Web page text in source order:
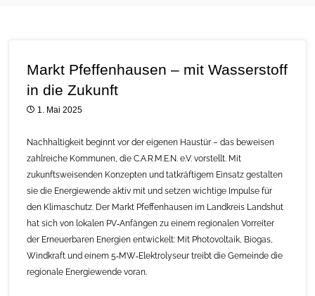
Markt Pfeffenhausen – mit Wasserstoff
in die Zukunft
1. Mai 2025
Nachhaltigkeit beginnt vor der eigenen Haustür – das beweisen
zahlreiche Kommunen, die C.A.R.M.E.N. e.V. vorstellt. Mit
zukunftsweisenden Konzepten und tatkräftigem Einsatz gestalten
sie die Energiewende aktiv mit und setzen wichtige Impulse für
den Klimaschutz. Der Markt Pfeffenhausen im Landkreis Landshut
hat sich von lokalen PV‑Anfängen zu einem regionalen Vorreiter
der Erneuerbaren Energien entwickelt: Mit Photovoltaik, Biogas,
Windkraft und einem 5‑MW‑Elektrolyseur treibt die Gemeinde die
regionale Energiewende voran.